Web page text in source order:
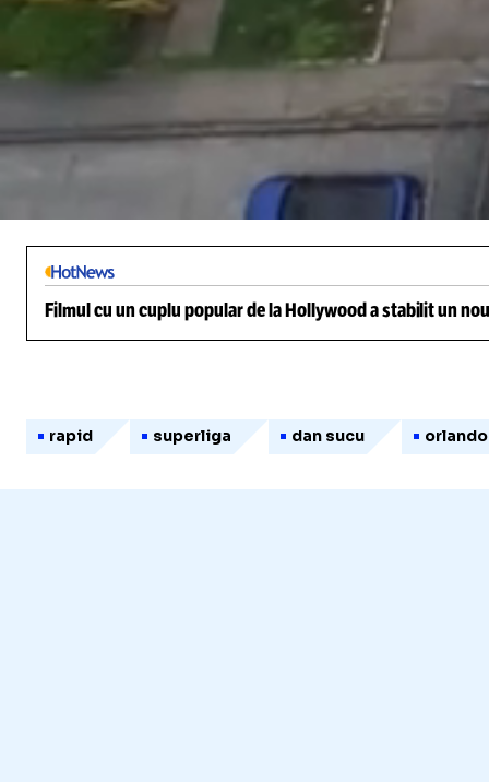
Filmul cu un cuplu popular de la Hollywood a stabilit un
rapid superliga dan sucu